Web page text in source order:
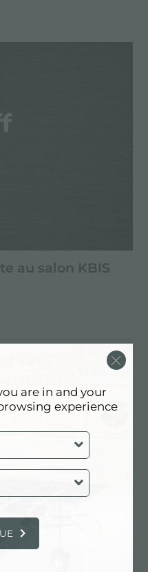
au salon KBIS
are in and your
experience